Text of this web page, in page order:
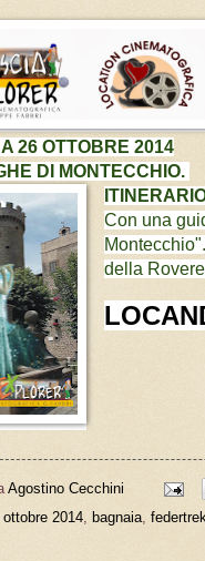
26 OTTOBRE 2014
DI
MONTECCHIO.
Con una
della
Agostino Cecchini
ottobre 2014, bagnaia,